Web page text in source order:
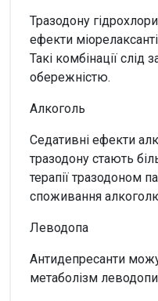
Тразодону
ефекти
Такі комбінації слід
обережністю.
Алкоголь
Седативні ефекти
тразодону стають
терапії тразодоном
споживання
Леводопа
Антидепресанти
метаболізм